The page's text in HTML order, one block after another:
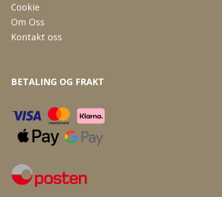
Cookie
Om Oss
Kontakt oss
BETALING OG FRAKT